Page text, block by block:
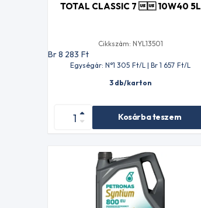
TOTAL CLASSIC 7  10W40 5L
Cikkszám: NYL13501
Br 8 283 Ft
Egységár: N°1 305 Ft/L | Br 1 657 Ft/L
3 db/karton
Kosárba teszem